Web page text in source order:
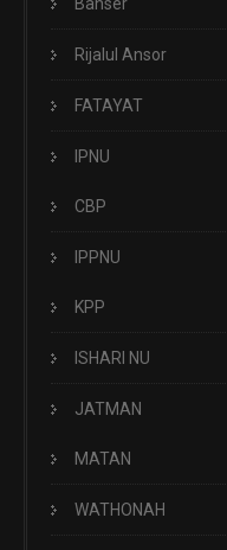
Rijalul Ansor
FATAYAT
IPNU
CBP
IPPNU
KPP
ISHARI NU
JATMAN
MATAN
WATHONAH